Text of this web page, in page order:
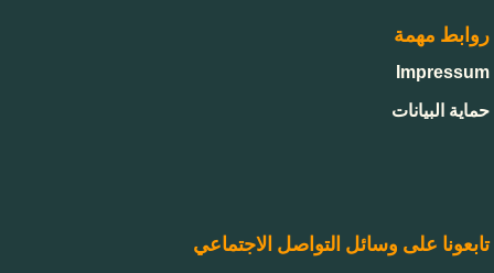
روابط مهمة
Impressum
حماية البيانات
تابعونا على وسائل التواصل الاجتماعي